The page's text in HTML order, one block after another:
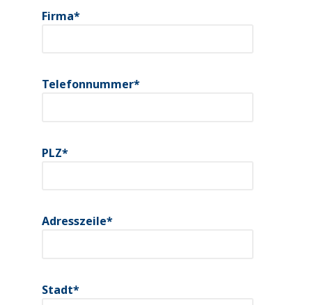
Firma*
Telefonnummer*
PLZ*
Adresszeile*
Stadt*